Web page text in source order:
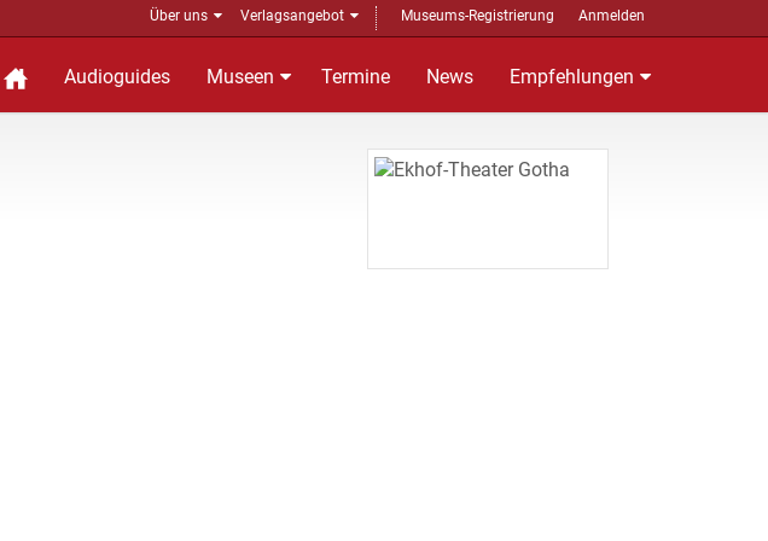
Über uns Verlagsangebot Museums-Registrierung Anmelden
Audioguides Museen Termine News Empfehlungen